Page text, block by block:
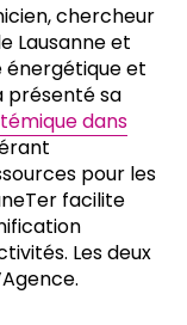
chercheur
Lausanne et
et
présenté sa
dans
pour les
facilite
Les deux